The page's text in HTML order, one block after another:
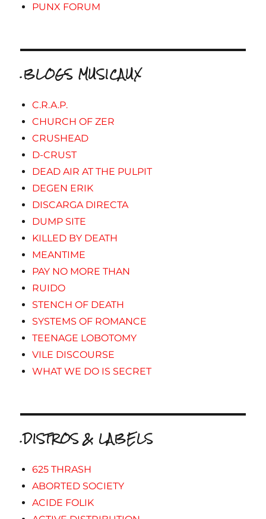
PUNX FORUM
.BLOGS MUSICAUX
C.R.A.P.
CHURCH OF ZER
CRUSHEAD
D-CRUST
DEAD AIR AT THE PULPIT
DEGEN ERIK
DISCARGA DIRECTA
DUMP SITE
KILLED BY DEATH
MEANTIME
PAY NO MORE THAN
RUIDO
STENCH OF DEATH
SYSTEMS OF ROMANCE
TEENAGE LOBOTOMY
VILE DISCOURSE
WHAT WE DO IS SECRET
.DISTROS & LABELS
625 THRASH
ABORTED SOCIETY
ACIDE FOLIK